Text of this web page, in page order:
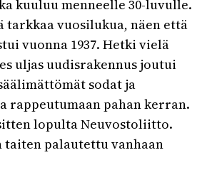
kuuluu menneelle 30-luvulle.
tarkkaa vuosilukua, näen että
vuonna 1937. Hetki vielä
uljas uudisrakennus joutui
sodat ja
rappeutumaan pahan kerran.
lopulta Neuvostoliitto.
palautettu vanhaan